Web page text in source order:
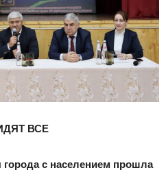
ВСЕ
с населением прошла